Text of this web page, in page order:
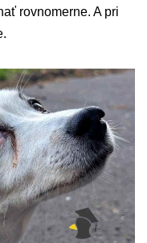
rovnomerne. A pri